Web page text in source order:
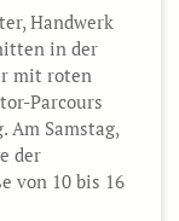
Handwerk
in der
mit roten
Parcours
Am Samstag,
der
von 10 bis 16